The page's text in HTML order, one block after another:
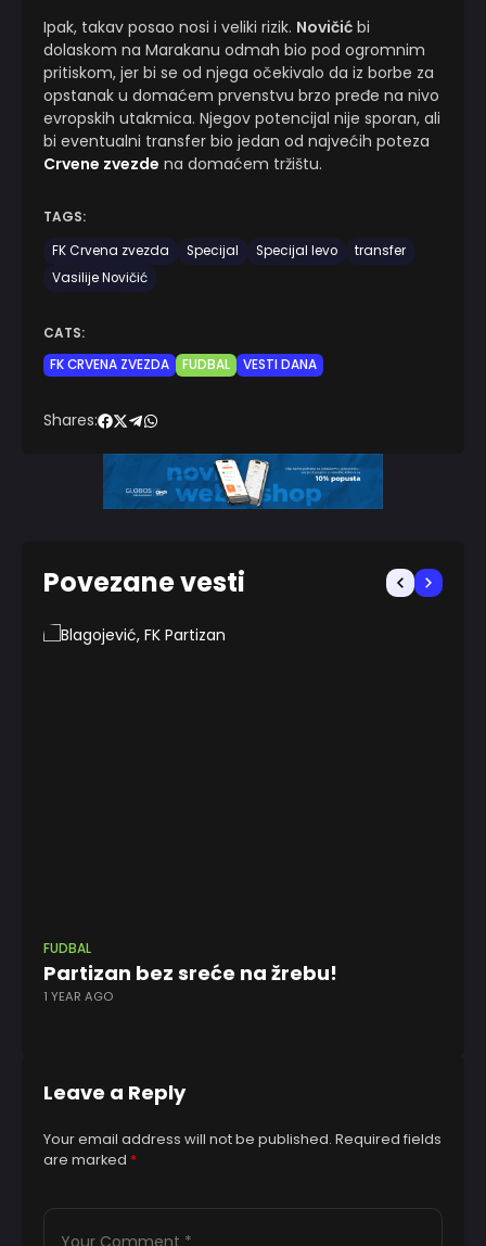
Ipak, takav posao nosi i veliki rizik. Novičić bi
dolaskom na Marakanu odmah bio pod ogromnim
pritiskom, jer bi se od njega očekivalo da iz borbe za
opstanak u domaćem prvenstvu brzo pređe na nivo
evropskih utakmica. Njegov potencijal nije sporan, ali
bi eventualni transfer bio jedan od najvećih poteza
Crvene zvezde na domaćem tržištu.
TAGS:
FK Crvena zvezda
Specijal Specijal levo
transfer
Vasilije Novičić
CATS:
FK CRVENA ZVEZDA
FUDBAL VESTI DANA
Shares:
Povezane vesti
FUDBAL
Partizan bez sreće na žrebu!
1 YEAR AGO
Leave a Reply
Your email address will not be published. Required fields
are marked *